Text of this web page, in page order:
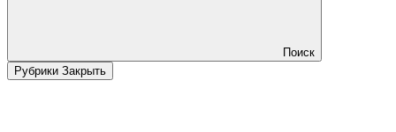
Поиск
Рубрики Закрыть